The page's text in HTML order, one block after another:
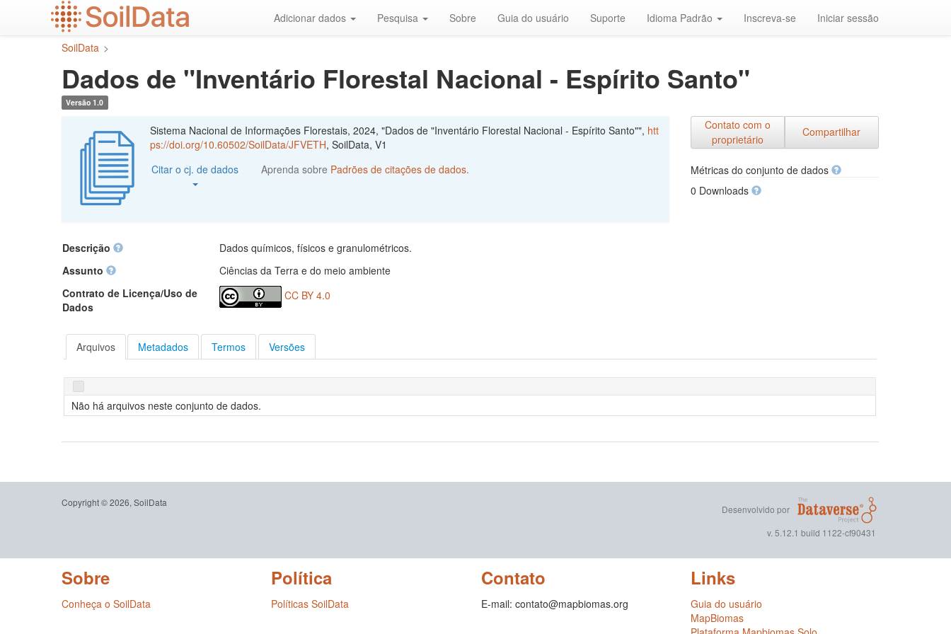
Adicionar dados Pesquisa Sobre Guia do usuário Suporte Idioma Padrão Inscreva-se Iniciar sessão
SoilData >
Dados de "Inventário Florestal Nacional - Espírito Santo"
Versão 1.0
Sistema Nacional de Informações Florestais, 2024, "Dados de "Inventário Florestal Nacional - Espírito Santo"", htt
ps://doi.org/10.60502/SoilData/JFVETH, SoilData, V1
Citar o cj. de dados
Aprenda sobre Padrões de citações de dados.
Contato com o
proprietário
Compartilhar
Métricas do conjunto de dados
0 Downloads
Descrição
Dados químicos, físicos e granulométricos.
Assunto
Ciências da Terra e do meio ambiente
Contrato de Licença/Uso de
Dados
CC BY 4.0
Arquivos Metadados Termos Versões
Não há arquivos neste conjunto de dados.
Copyright © 2026, SoilData
Desenvolvido por
v. 5.12.1 build 1122-cf90431
Sobre
Conheça o SoilData
Política
Políticas SoilData
Contato
E-mail: contato@mapbiomas.org
Links
Guia do usuário
MapBiomas